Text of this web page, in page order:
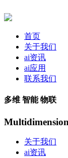
首页
关于我们
ai资讯
ai应用
联系我们
多维 智能 物联
关于我们
ai资讯